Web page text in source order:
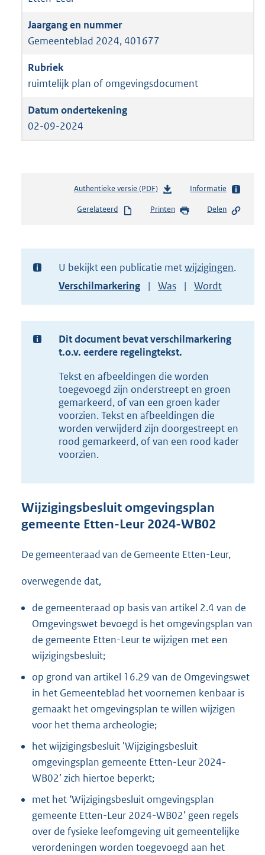
Gemeenteblad 2024, 401677
ruimtelijk plan of omgevingsdocument
02-09-2024
Authentieke versie (PDF)b
s
n
g
t
t
:
2
,
2
M
Informatie
Gerelateerd Printen Delen
U bekijkt een publicatie metwijzigingen
Toon
versie
van
document
Verschilmarkering Was Wordt
Dit document bevat verschilmarkering
t.o.v. eerdere regelingtekst.
Tekst en afbeeldingen die worden
toegevoegd zijn onderstreept en groen
gemarkeerd, of van een groen kader
voorzien. Tekst en afbeeldingen die
worden verwijderd zijn doorgestreept en
rood gemarkeerd, of van een rood kader
voorzien.
Wijzigingsbesluit omgevingsplan
gemeente Etten-Leur 2024-WB02
De gemeenteraad van de Gemeente Etten-Leur,
overwegende dat,
de gemeenteraad op basis van artikel 2.4 van de
Omgevingswet bevoegd is het omgevingsplan van
de gemeente Etten-Leur te wijzigen met een
wijzigingsbesluit;
op grond van artikel 16.29 van de Omgevingswet
in het Gemeenteblad het voornemen kenbaar is
gemaakt het omgevingsplan te willen wijzigen
voor het thema archeologie;
het wijzigingsbesluit 'Wijzigingsbesluit
omgevingsplan gemeente Etten-Leur 2024-
WB02’ zich hiertoe beperkt;
met het ‘Wijzigingsbesluit omgevingsplan
gemeente Etten-Leur 2024-WB02’ geen regels
over de fysieke leefomgeving uit gemeentelijke
verordeningen worden toegevoegd aan het